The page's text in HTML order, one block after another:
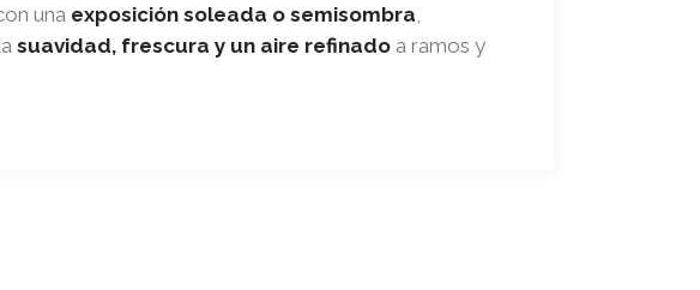
con una exposición soleada o semisombra
suavidad, frescura y un aire refinado a ramos y